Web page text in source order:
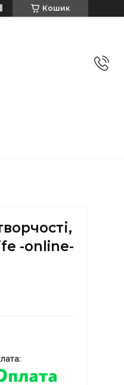
Кошик
-online-